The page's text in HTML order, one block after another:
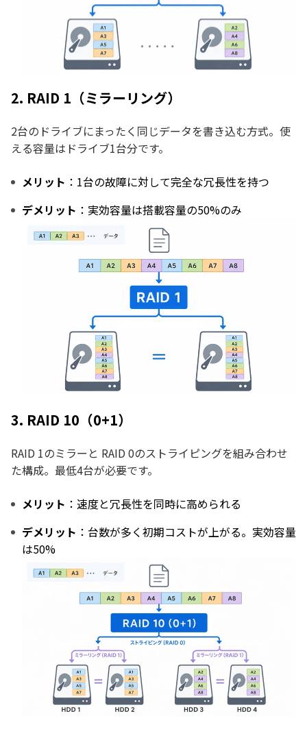
2. RAID 1（ミラーリング）
2台のドライブにまったく同じデータを書き込む方式。使
える容量はドライブ1台分です。
メリット ：1台の故障に対して完全な冗長性を持つ
デメリット ：実効容量は搭載容量の50%のみ
3. RAID 10（0+1）
RAID 1のミラーと RAID 0のストライピングを組み合わせ
た構成。最低4台が必要です。
メリット ：速度と冗長性を同時に高められる
デメリット ：台数が多く初期コストが上がる。実効容量
は50%